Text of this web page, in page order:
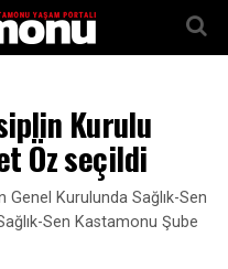
Kurulu
Öz seçildi
Genel Kurulunda Sağlık-Sen
Sen Kastamonu Şube